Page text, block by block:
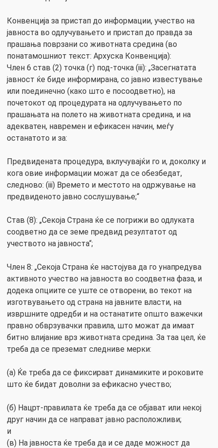
Конвенција за пристап до информации, учество на
јавноста во одлучувањето и пристап до правда за
прашања поврзани со животната средина (во
понатамошниот текст: Архуска Конвенција):
Член 6 став (2) точка (г) под-точка (iii): „Засегнатата
јавност ќе биде информирана, со јавно известување
или поединечно (како што е посоодветно), на
почетокот од процедурата на одлучувањето по
прашањата на полето на животната средина, и на
адекватен, навремен и ефикасен начин, меѓу
останатото и за:
Предвидената процедура, вклучувајќи го и, доколку и
кога овие информации можат да се обезбедат,
следново: (iii) Времето и местото на одржување на
предвиденото јавно сослушување;“
Став (8): „Секоја Страна ќе се погрижи во одлуката
соодветно да се земе предвид резултатот од
учеството на јавноста“;
Член 8: „Секоја Страна ќе настојува да го унапредува
активното учество на јавноста во соодветна фаза, и
додека опциите се уште се отворени, во текот на
изготвувањето од страна на јавните власти, на
извршните одредби и на останатите општо важечки
правно обврзувачки правила, што можат да имаат
битно влијание врз животната средина. За таа цел, ќе
треба да се преземат следниве мерки:
(а) Ќе треба да се фиксираат динамиките и роковите
што ќе бидат доволни за ефикасно учество;
(б) Нацрт-правилата ќе треба да се објават или некој
друг начин да се направат јавно расположливи;
и
(в) На јавноста ќе треба да и се даде можност да